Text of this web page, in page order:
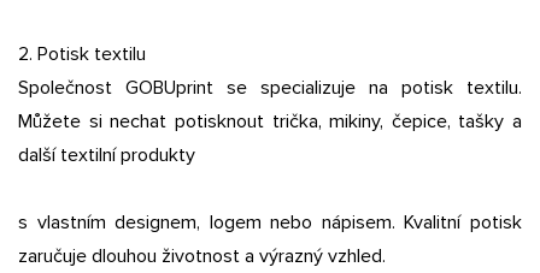
2. Potisk textilu
Společnost GOBUprint se specializuje na potisk textilu.
Můžete si nechat potisknout trička, mikiny, čepice, tašky a
další textilní produkty
s vlastním designem, logem nebo nápisem. Kvalitní potisk
zaručuje dlouhou životnost a výrazný vzhled.